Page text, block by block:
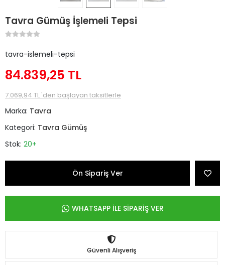
Tavra Gümüş İşlemeli Tepsi
tavra-islemeli-tepsi
84.839,25 TL
7.069,94 TL 'den başlayan taksitlerle
Marka: Tavra
Kategori: Tavra Gümüş
Stok: 20+
Ön Sipariş Ver
WHATSAPP İLE SİPARİŞ VER
Güvenli Alışveriş